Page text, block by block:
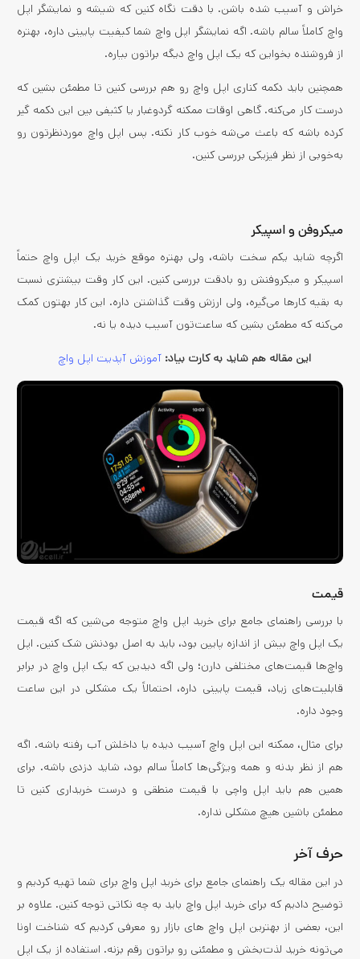
خراش و آسیب شده باشن. با دقت نگاه کنین که شیشه و نمایشگر اپل
واچ کاملاً سالم باشه. اگه نمایشگر اپل واچ شما کیفیت پایینی داره، بهتره
از فروشنده بخواین که یک اپل واچ دیگه براتون بیاره.
همچنین باید دکمه کناری اپل واچ رو هم بررسی کنین تا مطمئن بشین که
درست کار می‌کنه. گاهی اوقات ممکنه گردوغبار یا کثیفی بین این دکمه گیر
کرده باشه که باعث می‌شه خوب کار نکنه. پس اپل واچ موردنظرتون رو
به‌خوبی از نظر فیزیکی بررسی کنین.
میکروفن و اسپیکر
اگرچه شاید یکم سخت باشه، ولی بهتره موقع خرید یک اپل واچ حتماً
اسپیکر و میکروفنش رو بادقت بررسی کنین. این کار وقت بیشتری نسبت
به بقیه کارها می‌گیره، ولی ارزش وقت گذاشتن داره. این کار بهتون کمک
می‌کنه که مطمئن بشین که ساعت‌تون آسیب دیده یا نه.
این مقاله هم شاید به کارت بیاد: آموزش آپدیت اپل واچ
قیمت
با بررسی راهنمای جامع برای خرید اپل واچ متوجه می‌شین که اگه قیمت
یک اپل واچ بیش از اندازه پایین بود، باید به اصل بودنش شک کنین. اپل
واچ‌ها قیمت‌های مختلفی دارن؛ ولی اگه دیدین که یک اپل واچ در برابر
قابلیت‌های زیاد، قیمت پایینی داره، احتمالاً یک مشکلی در این ساعت
وجود داره.
برای مثال، ممکنه این اپل واچ آسیب دیده یا داخلش آب رفته باشه. اگه
هم از نظر بدنه و همه ویژگی‌ها کاملاً سالم بود، شاید دزدی باشه. برای
همین هم باید اپل واچی با قیمت منطقی و درست خریداری کنین تا
مطمئن باشین هیچ مشکلی نداره.
حرف آخر
در این مقاله یک راهنمای جامع برای خرید اپل واچ برای شما تهیه کردیم و
توضیح دادیم که برای خرید اپل واچ باید به چه نکاتی توجه کنین. علاوه بر
این، بعضی از بهترین اپل واچ های بازار رو معرفی کردیم که شناخت اونا
می‌تونه خرید لذت‌بخش و مطمئنی رو براتون رقم بزنه. استفاده از یک اپل